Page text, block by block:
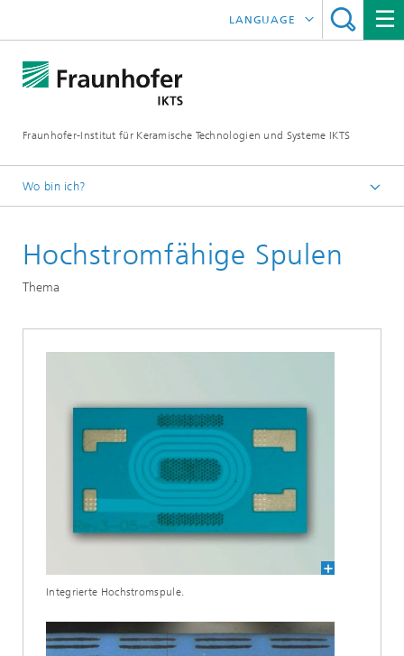
Fraunhofer-Institut für Keramische Technologien und Systeme IKTS
LANGUAGE
ČESKÝ
Wo bin ich?
Abteilungen
Mikrosysteme, LTCC und HTCC
Hochstromfähige Spulen
Thema
Integrierte Hochstromspule.